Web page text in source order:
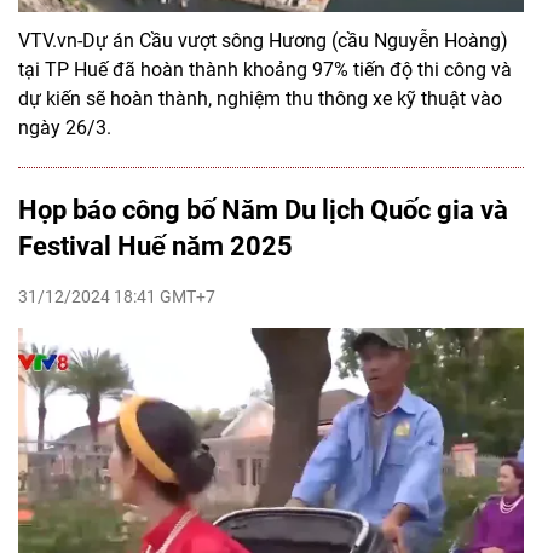
VTV.vn-Dự án Cầu vượt sông Hương (cầu Nguyễn Hoàng)
tại TP Huế đã hoàn thành khoảng 97% tiến độ thi công và
dự kiến sẽ hoàn thành, nghiệm thu thông xe kỹ thuật vào
ngày 26/3.
Họp báo công bố Năm Du lịch Quốc gia và
Festival Huế năm 2025
31/12/2024 18:41 GMT+7